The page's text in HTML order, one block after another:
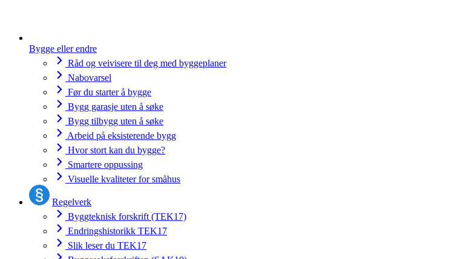
Bygge eller endre
Råd og veivisere til deg med byggeplaner
Nabovarsel
Før du starter å bygge
Bygg garasje uten å søke
Bygg tilbygg uten å søke
Arbeid på eksisterende bygg
Hvor stort kan du bygge?
Smartere oppussing
Visuelle kvaliteter for småhus
Regelverk
Byggteknisk forskrift (TEK17)
Endringshistorikk TEK17
Slik leser du TEK17